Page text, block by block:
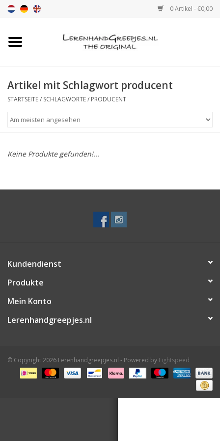
0 Artikel - €0,00
Startseite
leder griffe mit Druck
Ledergriff MöbelGriff XSmall
Artikel mit Schlagwort producent
STARTSEITE/ SCHLAGWORTE/ PRODUCENT
Keine Produkte gefunden!...
Kundendienst
Produkte
Mein Konto
Lerenhandgreepjes.nl
© Copyright 2026 Lerenhandgreepjes.nl - Powered by Lightspeed